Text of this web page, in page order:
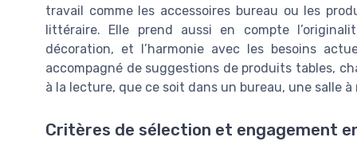
travail comme les accessoires bureau ou les
littéraire. Elle prend aussi en compte
décoration, et l’harmonie avec les besoins
accompagné de suggestions de produits tables,
à la lecture, que ce soit dans un bureau, une salle
Critères de sélection et engagement